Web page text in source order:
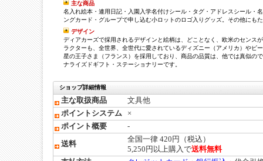
主な商品
名入れ絵本・連用日記・入園入学名付けシール・タグ・アドレスシール・
ングカード・グループで申し込む小ロットのロゴ入りグッズ。その他にも
デザイン
ディアカーズで採用されるデザインと絵柄は、どことなく、欧米のセンス
ラクターも、全世界、全世代に愛されているディズニー（アメリカ）やピ
星の王子さま（フランス）を採用しており、商品の品質は、他では真似の
ナライズドギフト・ステーショナリーです。
ショップ詳細情報
主な取扱商品
文具他
ポイントシステム
×
ポイント概要
-
送料
全国一律 420円（税込）
5,250円以上購入で送料無料